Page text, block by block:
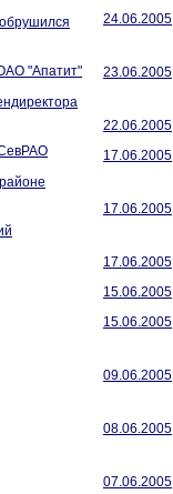
"Апатит"
24.06.2005
23.06.2005
22.06.2005
17.06.2005
17.06.2005
17.06.2005
15.06.2005
15.06.2005
09.06.2005
08.06.2005
07.06.2005